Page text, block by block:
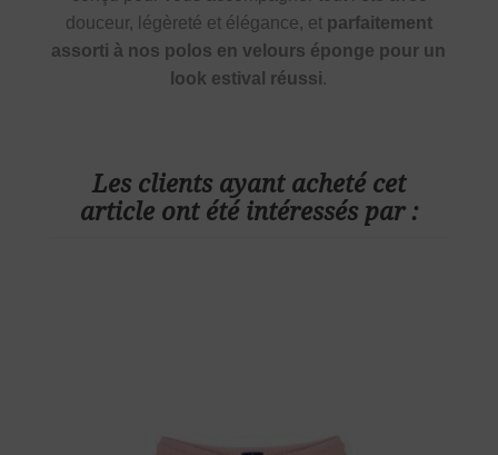
douceur, légèreté et élégance, et parfaitement
assorti à nos polos en velours éponge pour un
look estival réussi.
Les clients ayant acheté cet
article ont été intéressés par :